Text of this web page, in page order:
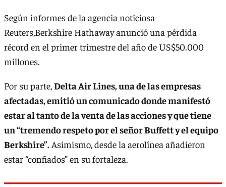
Según informes de la agencia noticiosa
Reuters,Berkshire Hathaway anunció una pérdida
récord en el primer trimestre del año de US$50.000
millones.
Por su parte,Delta Air Lines, una de las empresas
afectadas, emitió un comunicado donde manifestó
estar al tanto de la venta de las acciones y que tiene
un “tremendo respeto por el señor Buffett y el equipo
Berkshire”. Asimismo, desde la aerolínea añadieron
estar “confiados” en su fortaleza.